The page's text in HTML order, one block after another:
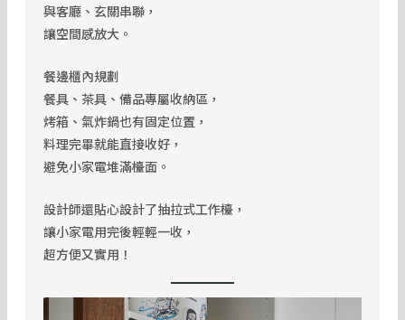
與客廳、玄關串聯，
讓空間感放大。
餐邊櫃內規劃
餐具、茶具、備品專屬收納區，
烤箱、氣炸鍋也有固定位置，
料理完畢就能直接收好，
避免小家電堆滿檯面。
設計師還貼心設計了抽拉式工作檯，
讓小家電用完後輕輕一收，
超方便又實用！